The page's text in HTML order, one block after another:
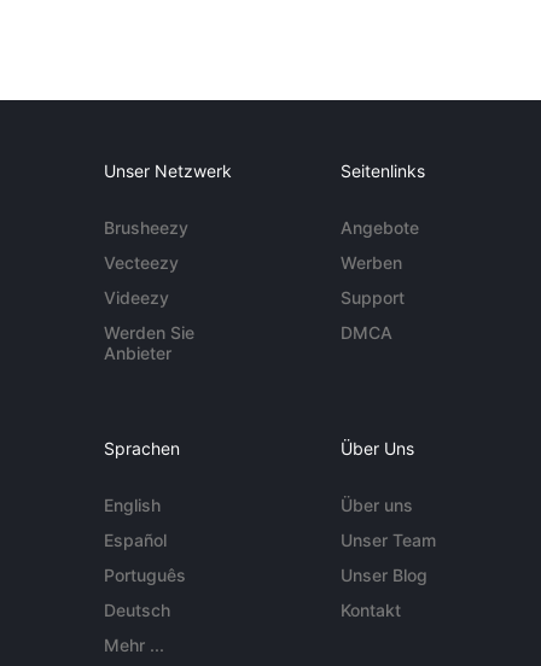
Unser Netzwerk
Brusheezy
Vecteezy
Videezy
Werden Sie
Anbieter
Seitenlinks
Angebote
Werben
Support
DMCA
Sprachen
English
Español
Português
Deutsch
Mehr ...
Über Uns
Über uns
Unser Team
Unser Blog
Kontakt